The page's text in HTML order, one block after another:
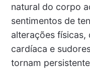
natural do corpo
sentimentos de
alterações físicas,
cardíaca e
tornam